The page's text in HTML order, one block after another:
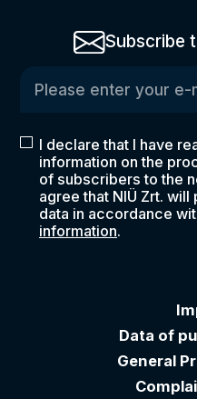
Subscribe
I declare that I have
information on the
of subscribers to the
agree that NIÜ Zrt.
data in accordance
information.
Data of
General